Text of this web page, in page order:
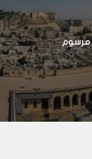
مرسوم